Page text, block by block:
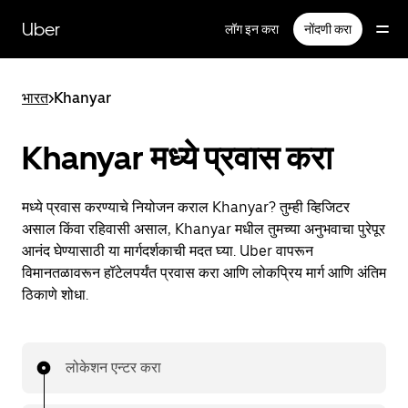
सामग्रीवरUber लॉग इन करा नोंदणी करा
भारत>Khanyar
Khanyar मध्ये प्रवास करा
मध्ये प्रवास करण्याचे नियोजन कराल Khanyar? तुम्ही व्हिजिटर
असाल किंवा रहिवासी असाल, Khanyar मधील तुमच्या अनुभवाचा पुरेपूर
आनंद घेण्यासाठी या मार्गदर्शकाची मदत घ्या. Uber वापरून
विमानतळावरून हॉटेलपर्यंत प्रवास करा आणि लोकप्रिय मार्ग आणि अंतिम
ठिकाणे शोधा.
लोकेशन एन्टर करा